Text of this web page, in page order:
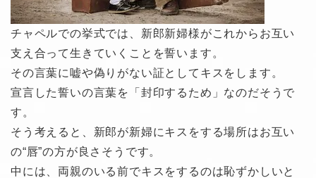
チャペルでの挙式では、新郎新婦様がこれからお互い
支え合って生きていくことを誓います。
その言葉に嘘や偽りがない証としてキスをします。
宣言した誓いの言葉を「封印するため」なのだそうで
す。
そう考えると、新郎が新婦にキスをする場所はお互い
の“唇”の方が良さそうです。
中には、両親のいる前でキスをするのは恥ずかしいと